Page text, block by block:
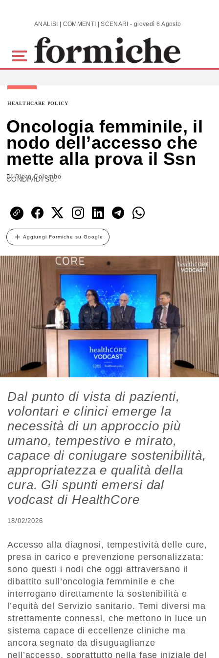
Skip to main content ANALISI | COMMENTI | SCENARI - giovedì 6 Agosto 2026
HEALTHCARE POLICY
Oncologia femminile, il
nodo dell’accesso che
mette alla prova il Ssn
DiPiero Colombo
CONDIVIDI SU:
Aggiungi Formiche su Google
Dal punto di vista di pazienti,
volontari e clinici emerge la
necessità di un approccio più
umano, tempestivo e mirato,
capace di coniugare sostenibilità,
appropriatezza e qualità della
cura. Gli spunti emersi dal
vodcast di HealthCore
18/02/2026
Accesso alla diagnosi, tempestività delle cure,
presa in carico e prevenzione personalizzata:
sono questi i nodi che oggi attraversano il
dibattito sull’oncologia femminile e che
interrogano direttamente la sostenibilità e
l’equità del Servizio sanitario. Temi diversi ma
strettamente connessi, che mettono in luce un
sistema capace di eccellenze cliniche ma
ancora segnato da disuguaglianze
nell’accesso, soprattutto nella fase iniziale del